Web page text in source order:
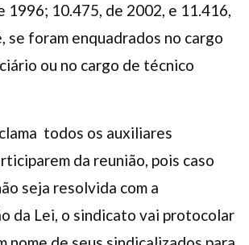
1996; 10.475, de 2002, e 11.416,
se foram enquadrados no cargo
ou no cargo de técnico
todos os auxiliares
da reunião, pois caso
seja resolvida com a
da Lei, o sindicato vai protocolar